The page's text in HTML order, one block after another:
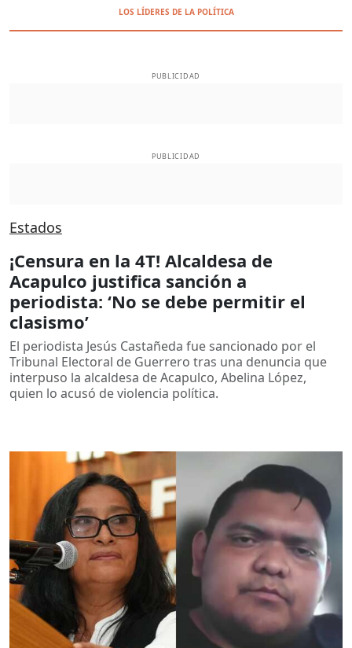
LOS LÍDERES DE LA POLÍTICA
PUBLICIDAD
PUBLICIDAD
Estados
¡Censura en la 4T! Alcaldesa de
Acapulco justifica sanción a
periodista: ‘No se debe permitir el
clasismo’
El periodista Jesús Castañeda fue sancionado por el
Tribunal Electoral de Guerrero tras una denuncia que
interpuso la alcaldesa de Acapulco, Abelina López,
quien lo acusó de violencia política.